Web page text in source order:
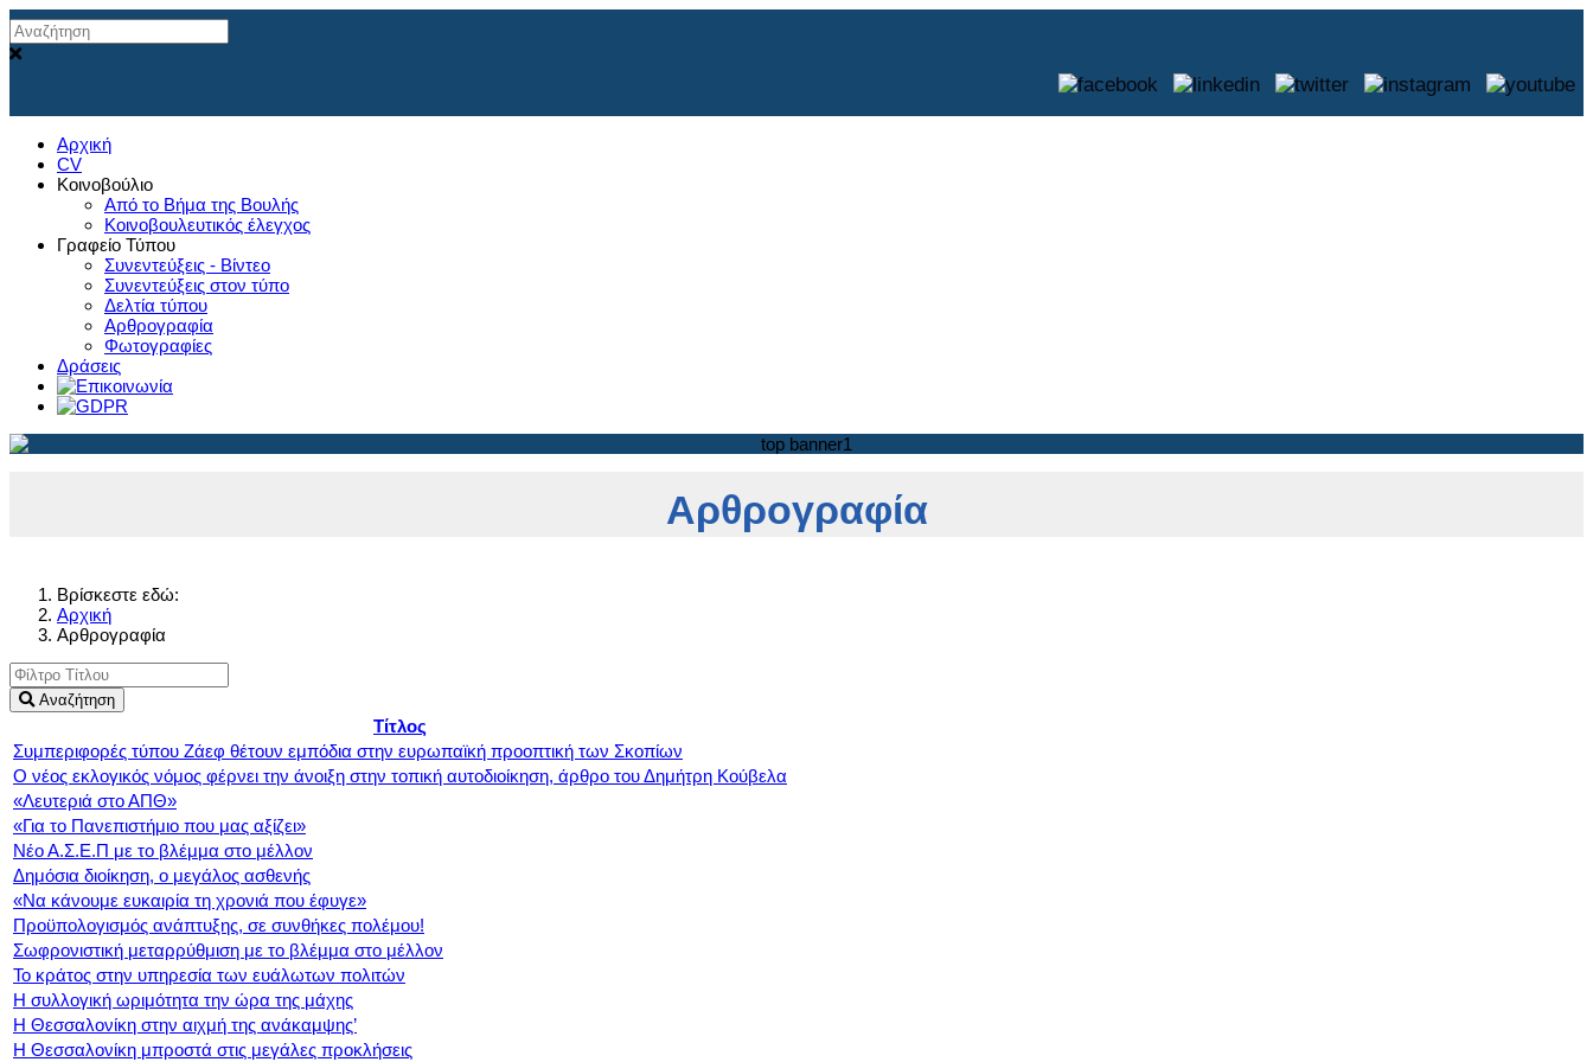
Αρχική
CV
Κοινοβούλιο
Από το Βήμα της Βουλής
Κοινοβουλευτικός έλεγχος
Γραφείο Τύπου
Συνεντεύξεις - Βίντεο
Συνεντεύξεις στον τύπο
Δελτία τύπου
Αρθρογραφία
Φωτογραφίες
Δράσεις
Αρθρογραφία
Βρίσκεστε εδώ:
Αρχική
Αρθρογραφία
Αναζήτηση
Τίτλος
Συμπεριφορές τύπου Ζάεφ θέτουν εμπόδια στην ευρωπαϊκή προοπτική των Σκοπίων
Ο νέος εκλογικός νόμος φέρνει την άνοιξη στην τοπική αυτοδιοίκηση, άρθρο του Δημήτρη Κούβελα
«Λευτεριά στο ΑΠΘ»
«Για το Πανεπιστήμιο που μας αξίζει»
Νέο Α.Σ.Ε.Π με το βλέμμα στο μέλλον
Δημόσια διοίκηση, ο μεγάλος ασθενής
«Να κάνουμε ευκαιρία τη χρονιά που έφυγε»
Προϋπολογισμός ανάπτυξης, σε συνθήκες πολέμου!
Σωφρονιστική μεταρρύθμιση με το βλέμμα στο μέλλον
Το κράτος στην υπηρεσία των ευάλωτων πολιτών
Η συλλογική ωριμότητα την ώρα της μάχης
Η Θεσσαλονίκη στην αιχμή της ανάκαμψης’
Η Θεσσαλονίκη μπροστά στις μεγάλες προκλήσεις